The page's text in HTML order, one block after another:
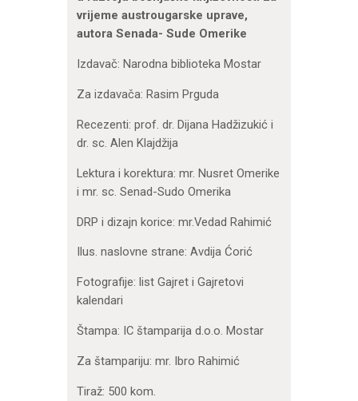
vrijeme austrougarske uprave,
autora Senada- Sude Omerike
Izdavač: Narodna biblioteka Mostar
Za izdavača: Rasim Prguda
Recezenti: prof. dr. Dijana Hadžizukić i
dr. sc. Alen Klajdžija
Lektura i korektura: mr. Nusret Omerike
i mr. sc. Senad-Sudo Omerika
DRP i dizajn korice: mr.Vedad Rahimić
Ilus. naslovne strane: Avdija Ćorić
Fotografije: list Gajret i Gajretovi
kalendari
Štampa: IC štamparija d.o.o. Mostar
Za štampariju: mr. Ibro Rahimić
Tiraž: 500 kom.